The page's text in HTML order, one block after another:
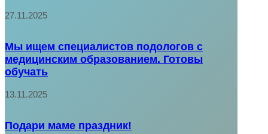
27.11.2025
Мы ищем специалистов подологов с
медицинским образованием. Готовы
обучать
13.11.2025
Подари маме праздник!